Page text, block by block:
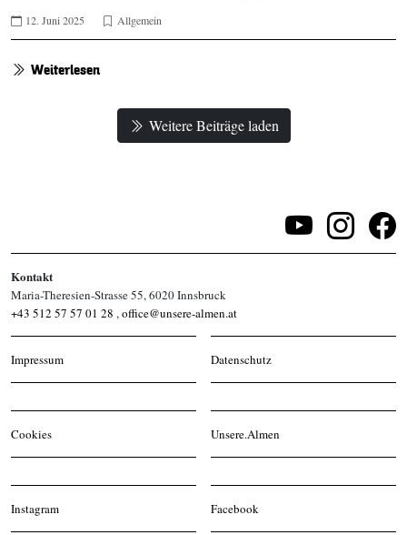
12. Juni 2025 Allgemein
Weiterlesen
Weitere Beiträge laden
Kontakt
Maria-Theresien-Strasse 55, 6020 Innsbruck
+43 512 57 57 01 28 ,office@unsere-almen.at
Impressum Datenschutz
Cookies Unsere.Almen
Instagram Facebook